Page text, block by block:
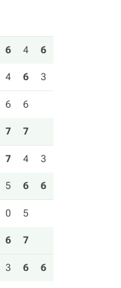
6 4 6
4 6 3
6 6
7 7
7 4 3
5 6 6
0 5
6 7
3 6 6